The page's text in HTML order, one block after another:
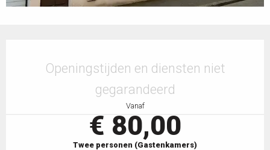
Openingstijden en diensten niet
gegarandeerd
Vanaf
€ 80,00
Twee personen (Gastenkamers)